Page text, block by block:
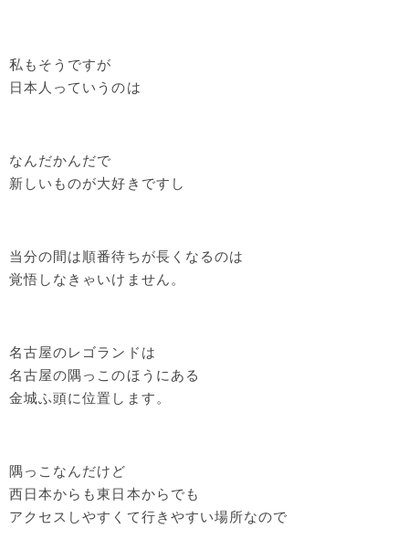
私もそうですが
日本人っていうのは
なんだかんだで
新しいものが大好きですし
当分の間は順番待ちが長くなるのは
覚悟しなきゃいけません。
名古屋のレゴランドは
名古屋の隅っこのほうにある
金城ふ頭に位置します。
隅っこなんだけど
西日本からも東日本からでも
アクセスしやすくて行きやすい場所なので